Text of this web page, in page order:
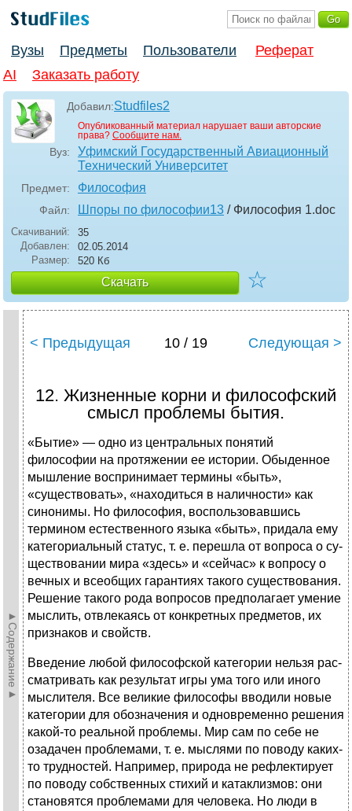
Вузы Предметы Пользователи
Реферат
AI
Заказать работу
Добавил:Studfiles2
Опубликованный материал нарушает ваши авторские
права? Сообщите нам.
Вуз:
Уфимский Государственный Авиационный
Технический Университет
Предмет: Философия
Файл: Шпоры по философии13 / Философия 1.doc
Скачиваний:
35
Добавлен:
02.05.2014
Размер:
520 Кб
Скачать ☆
►Содержание►
< Предыдущая 10 / 19 Следующая >
12. Жизненные корни и философский
смысл проблемы бытия.
«Бытие» — одно из центральных понятий
философии на протяжении ее истории. Обыденное
мышление воспри­нимает термины «быть»,
«существовать», «находиться в наличности» как
синонимы. Но философия, воспользо­вавшись
термином естественного языка «быть», придала ему
категориальный статус, т. е. перешла от вопроса о су­
ществовании мира «здесь» и «сейчас» к вопросу о
вечных и всеобщих гарантиях такого существования.
Решение такого рода вопросов предполагает умение
мыслить, от­влекаясь от конкретных предметов, их
признаков и свойств.
Введение любой философской категории нельзя рас­
сматривать как результат игры ума того или иного
мыслителя. Все великие философы вводили новые
категории для обозначения и одновременно решения
какой-то реальной проблемы. Мир сам по себе не
озадачен проблемами, т. е. мыслями по поводу каких-
то трудностей. Например, при­рода не рефлектирует
по поводу собственных стихий и катаклизмов: они
становятся проблемами для человека. Но люди в